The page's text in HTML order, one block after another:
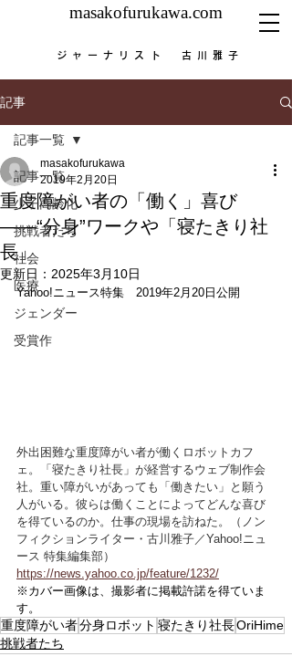
masakofurukawa.com
ジャーナリスト 古川雅子
記事
記事一覧
少子高齢化
挑戦者たち
社会
医療
ジェンダー
受賞作
記事一覧
重度障がい者の「働く」喜び
――“分身”ワークや「寝たきり社
長」
masakofurukawa
2019年2月20日
更新日： 2025年3月10日
Yahoo!ニュース特集　2019年2月20日公開
外出困難な重度障がい者が働くロボットカフ
ェ。「寝たきり社長」が経営するウェブ制作会
社。重い障がいがあっても「働きたい」と願う
人がいる。彼らは働くことによってどんな喜び
を得ているのか。仕事の現場を訪ねた。（ノン
フィクションライター・古川雅子／Yahoo!ニュ
ース 特集編集部）
https://news.yahoo.co.jp/feature/1232/
※カバー画像は、撮影者に掲載許諾を得ていま
す。
重度障がい者分身ロボット 寝たきり社長OriHime
挑戦者たち